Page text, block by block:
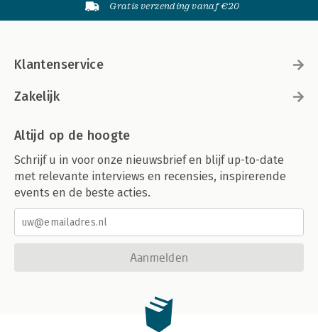
Gratis verzending vanaf €20
Klantenservice
Zakelijk
Altijd op de hoogte
Schrijf u in voor onze nieuwsbrief en blijf up-to-date
met relevante interviews en recensies, inspirerende
events en de beste acties.
Aanmelden